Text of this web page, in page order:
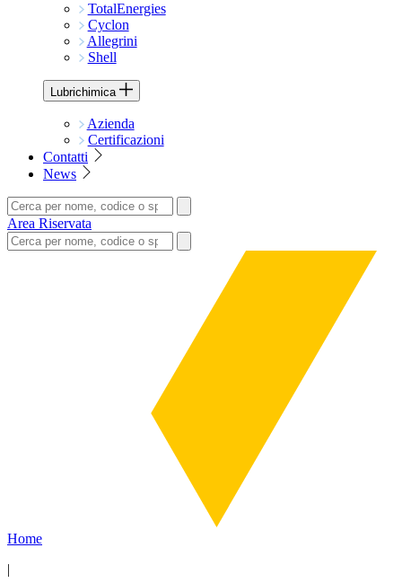
TotalEnergies
Cyclon
Allegrini
Shell
Lubrichimica
Azienda
Certificazioni
Contatti
News
Area Riservata
Home
|